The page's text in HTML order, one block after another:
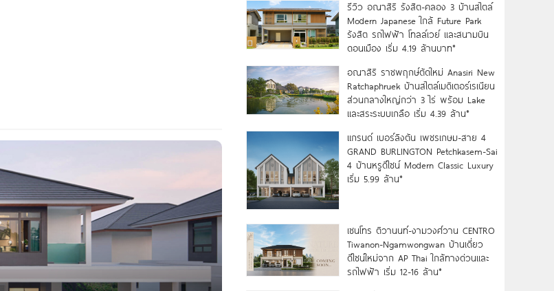
รีวิว อณาสิริ รังสิต-คลอง 3 บ้านสไตล์
Modern Japanese ใกล้ Future Park
รังสิต รถไฟฟ้า โทลล์เวย์ และสนามบิน
ดอนเมือง เริ่ม 4.19 ล้านบาท*
อณาสิริ ราชพฤกษ์ตัดใหม่ Anasiri New
Ratchaphruek บ้านสไตล์เมดิเตอร์เรเนียน
ส่วนกลางใหญ่กว่า 3 ไร่ พร้อม Lake
และสระระบบเกลือ เริ่ม 4.39 ล้าน*
แกรนด์ เบอร์ลิงตัน เพชรเกษม-สาย 4
GRAND BURLINGTON Petchkasem-Sai
4 บ้านหรูดีไซน์ Modern Classic Luxury
เริ่ม 5.99 ล้าน*
เซนโทร ติวานนท์-งามวงศ์วาน CENTRO
Tiwanon-Ngamwongwan บ้านเดี่ยว
ดีไซน์ใหม่จาก AP Thai ใกล้ทางด่วนและ
รถไฟฟ้า เริ่ม 12-16 ล้าน*